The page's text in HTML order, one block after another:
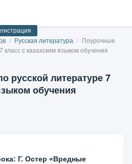
/ Русская литература /
Поурочные
класс с казахским языком обучения
русской литературе 7
обучения
Г. Остер «Вредные